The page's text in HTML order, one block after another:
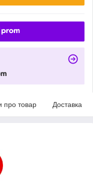
про товар Доставка